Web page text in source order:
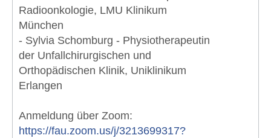
Radioonkologie, LMU Klinikum
München
- Sylvia Schomburg - Physiotherapeutin
der Unfallchirurgischen und
Orthopädischen Klinik, Uniklinikum
Erlangen
Anmeldung über Zoom:
https://fau.zoom.us/j/3213699317?